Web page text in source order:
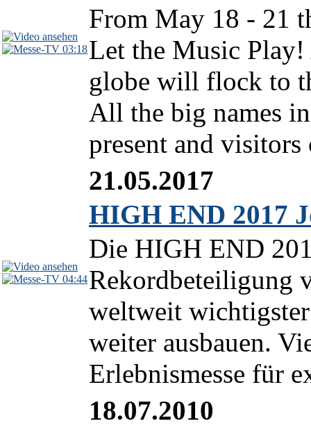
03:18
From May 18 - 21
Let the Music
globe will flock to
All the big names
present and visitors
04:44
21.05.2017
HIGH END 2017
Die HIGH END
Rekordbeteiligung
weltweit
weiter ausbauen.
Erlebnismesse für
18.07.2010